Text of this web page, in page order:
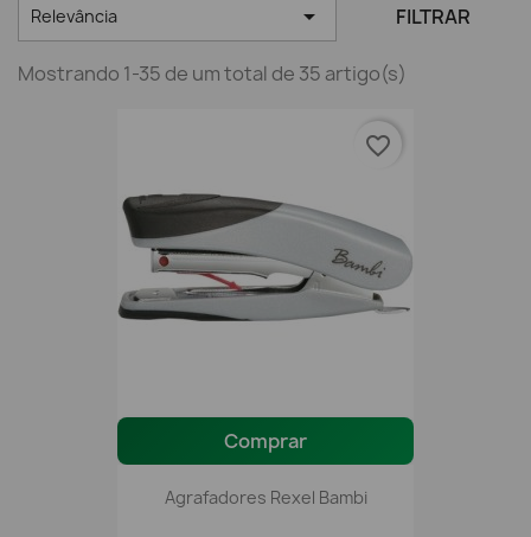
Relevância  FILTRAR
Mostrando 1-35 de um total de 35 artigo(s)
Comprar
Agrafadores Rexel Bambi
favorite_border